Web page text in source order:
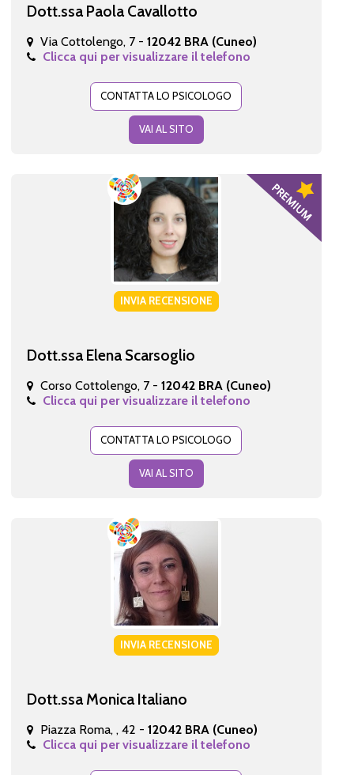
Dott.ssa Paola Cavallotto
Via Cottolengo, 7 - 12042 BRA (Cuneo)
Clicca qui per visualizzare il telefono
CONTATTA LO PSICOLOGO
VAI AL SITO
INVIA RECENSIONE
Dott.ssa Elena Scarsoglio
Corso Cottolengo, 7 - 12042 BRA (Cuneo)
Clicca qui per visualizzare il telefono
CONTATTA LO PSICOLOGO
VAI AL SITO
INVIA RECENSIONE
Dott.ssa Monica Italiano
Piazza Roma, , 42 - 12042 BRA (Cuneo)
Clicca qui per visualizzare il telefono